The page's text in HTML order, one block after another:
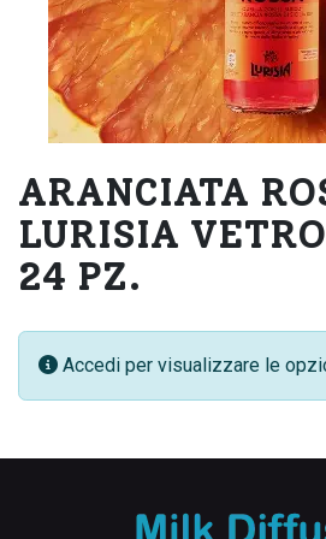
ARANCIATA
LURISIA
24 PZ.
Accedi per visualizzare le